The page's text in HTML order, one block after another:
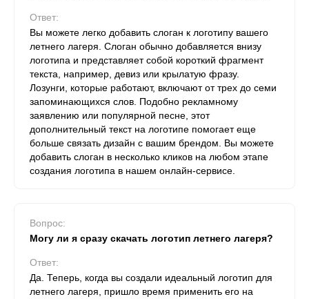
Ответ:
Вы можете легко добавить слоган к логотипу вашего
летнего лагеря. Слоган обычно добавляется внизу
логотипа и представляет собой короткий фрагмент
текста, например, девиз или крылатую фразу.
Лозунги, которые работают, включают от трех до семи
запоминающихся слов. Подобно рекламному
заявлению или популярной песне, этот
дополнительный текст на логотипе помогает еще
больше связать дизайн с вашим брендом. Вы можете
добавить слоган в несколько кликов на любом этапе
создания логотипа в нашем онлайн-сервисе.
Вопрос:
Могу ли я сразу скачать логотип летнего лагеря?
Ответ:
Да. Теперь, когда вы создали идеальный логотип для
летнего лагеря, пришло время применить его на